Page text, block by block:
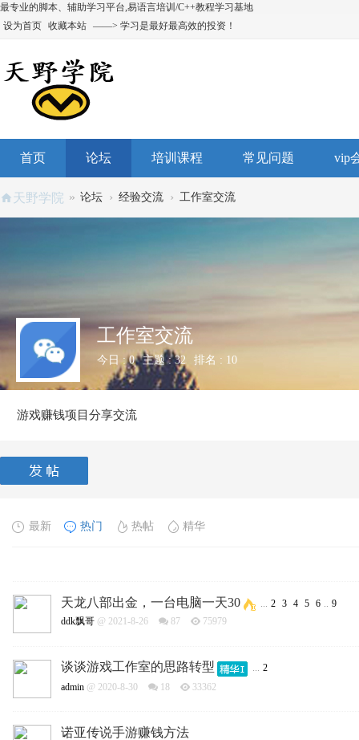
最专业的脚本、辅助学习平台,易语言培训/C++教程学习基地
设为首页 收藏本站 ——> 学习是最好最高效的投资！
首页 论坛 培训课程 常见问题 vip
天野学院 » 论坛 › 经验交流 › 工作室交流
工作室交流
今日 :0 主题 :32 排名 : 10
游戏赚钱项目分享交流
最新 热门 热帖 精华
天龙八部出金，一台电脑一天30 ... 2 3 4 5 6 .. 9
ddk飘哥 @ 2021-8-26 87 75979
谈谈游戏工作室的思路转型 ... 2
admin @ 2020-8-30 18 33362
诺亚传说手游赚钱方法